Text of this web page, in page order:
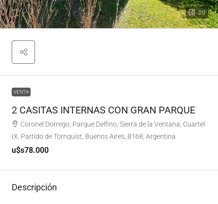
20
VENTA
2 CASITAS INTERNAS CON GRAN PARQUE
Coronel Dorrego, Parque Delfino, Sierra de la Ventana, Cuartel
IX, Partido de Tornquist, Buenos Aires, 8168, Argentina
u$s78.000
Descripción